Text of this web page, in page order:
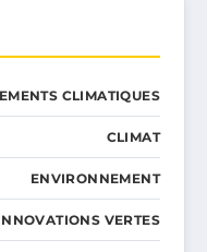
CLIMATIQUES
CLIMAT
ENVIRONNEMENT
VERTES